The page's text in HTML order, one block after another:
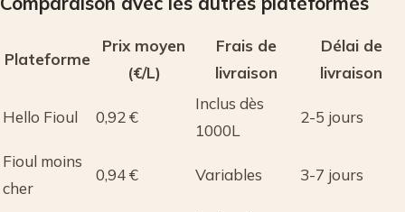
Plateforme
Prix moyen
(€/L)
Frais de
livraison
Délai de
livraison
Hello Fioul 0,92 €
Inclus dès
1000L
2-5 jours
Fioul moins
cher
0,94 € Variables 3-7 jours